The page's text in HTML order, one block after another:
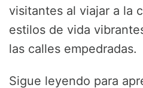
visitantes al viajar a la
estilos de vida
las calles empedradas.
Sigue leyendo para